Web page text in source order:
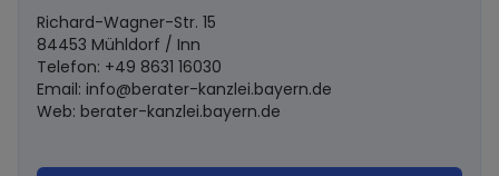
Richard-Wagner-Str. 15
84453 Mühldorf / Inn
Telefon: +49 8631 16030
Email: info@berater-kanzlei.bayern.de
Web: berater-kanzlei.bayern.de